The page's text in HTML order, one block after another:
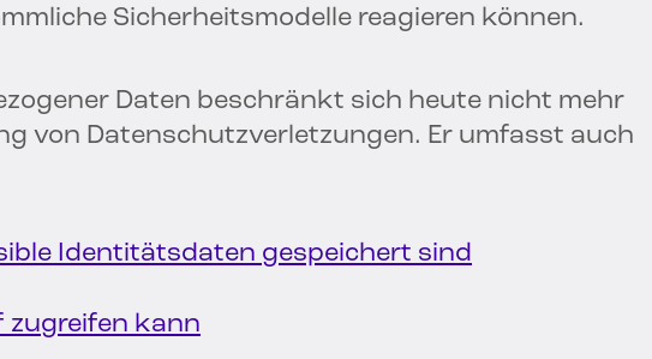
Sicherheitsmodelle reagieren können.
Daten beschränkt sich heute nicht mehr
von Datenschutzverletzungen. Er umfasst auch
Identitätsdaten gespeichert sind
zugreifen kann